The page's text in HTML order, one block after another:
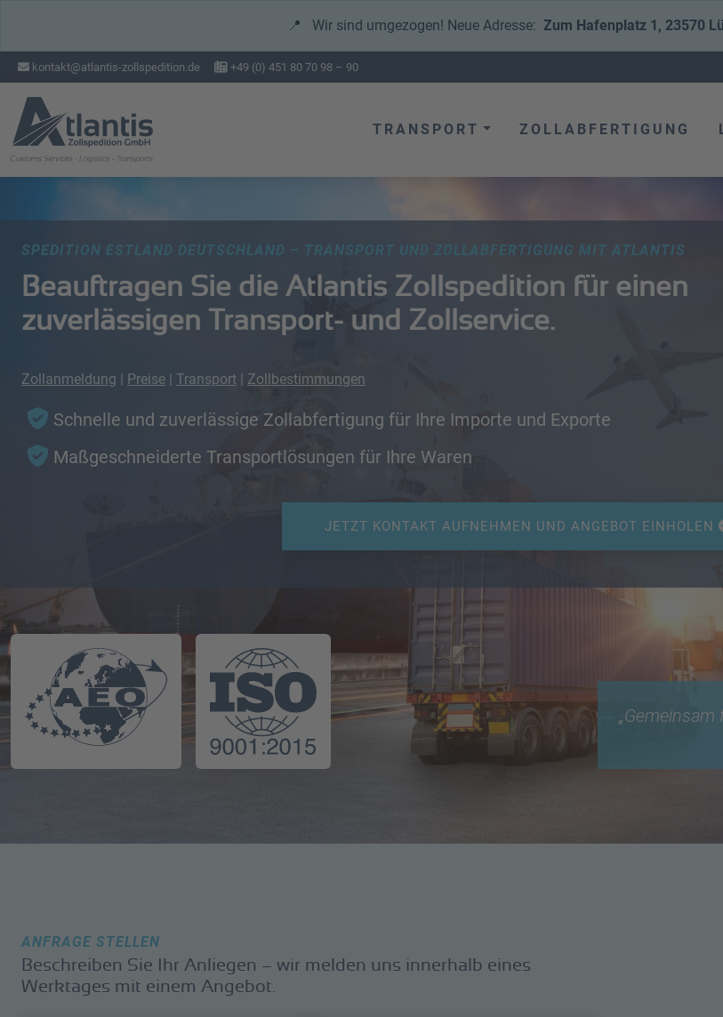
kontakt@atlantis-zollspedition.de +49 (0) 451 80 70 98 – 90
TRANSPORT ZOLLABFERTIGUNG
📍 Wir sind umgezogen! Neue Adresse: Zum Hafenplatz 1, 23570
SPEDITION ESTLAND DEUTSCHLAND – TRANSPORT UND ZOLLABFERTIGUNG MIT ATLANTIS
Beauftragen Sie die Atlantis Zollspedition für einen
zuverlässigen Transport- und Zollservice.
Zollanmeldung | Preise | Transport | Zollbestimmungen
Schnelle und zuverlässige Zollabfertigung für Ihre Importe und Exporte
Maßgeschneiderte Transportlösungen für Ihre Waren
JETZT KONTAKT AUFNEHMEN UND ANGEBOT EINHOLEN
ANFRAGE STELLEN
Beschreiben Sie Ihr Anliegen – wir melden uns innerhalb eines
Werktages mit einem Angebot.